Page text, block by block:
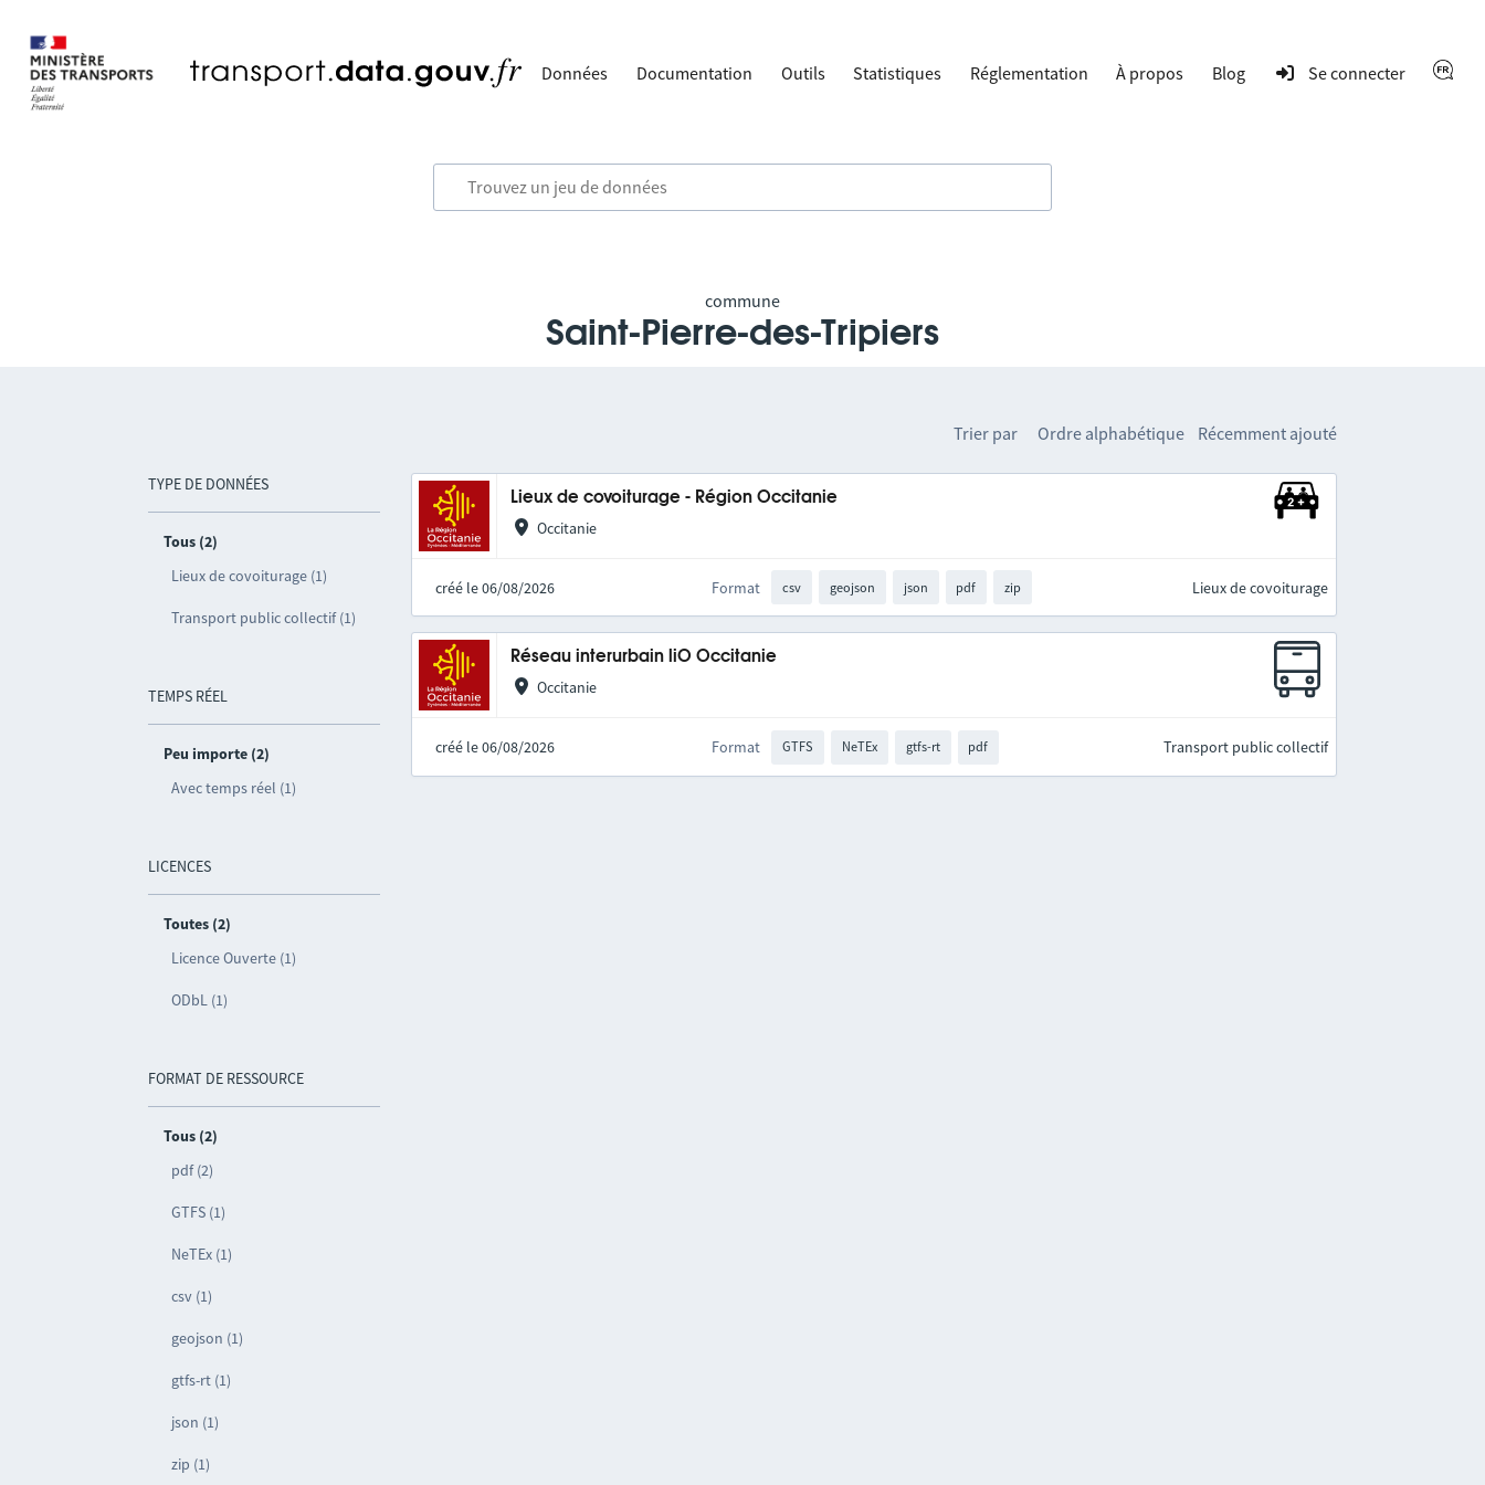
Données Documentation Outils Statistiques Réglementation À propos Blog Se connecter
commune
Saint-Pierre-des-Tripiers
TYPE DE DONNÉES
Tous (2)
Lieux de covoiturage (1)
Transport public collectif (1)
TEMPS RÉEL
Peu importe (2)
Avec temps réel (1)
LICENCES
Toutes (2)
Licence Ouverte (1)
ODbL (1)
FORMAT DE RESSOURCE
Tous (2)
pdf (2)
GTFS (1)
NeTEx (1)
csv (1)
geojson (1)
gtfs-rt (1)
json (1)
zip (1)
Trier par Ordre alphabétique Récemment ajouté
Lieux de covoiturage - Région Occitanie
Occitanie
créé le 06/08/2026 Format csv geojson json pdf zip Lieux de covoiturage
Réseau interurbain liO Occitanie
Occitanie
créé le 06/08/2026 Format GTFS NeTEx gtfs-rt pdf Transport public collectif